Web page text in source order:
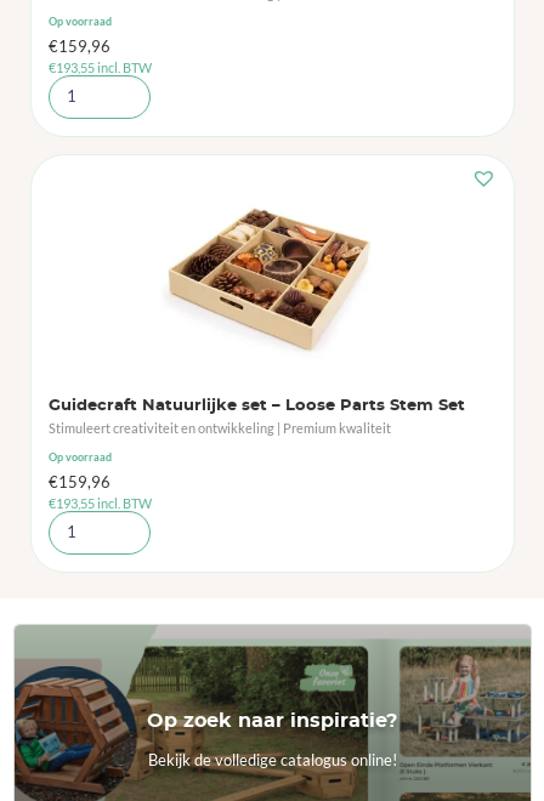
Op voorraad
€159,96
€193,55incl. BTW
Guidecraft Natuurlijke set – Loose Parts Stem Set
Stimuleert creativiteit en ontwikkeling | Premium kwaliteit
Op voorraad
€159,96
€193,55incl. BTW
Op zoek naar inspiratie?
Bekijk de volledige catalogus online!